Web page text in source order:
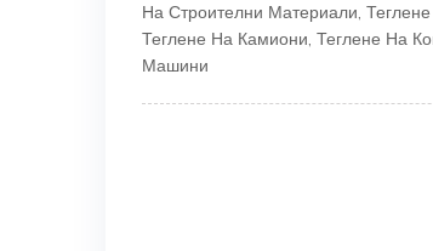
На Строителни Материали,
Теглене На Камиони, Теглене На
Машини